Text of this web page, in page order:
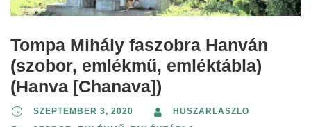
Tompa Mihály faszobra Hanván
(szobor, emlékmű, emléktábla)
(Hanva [Chanava])
SZEPTEMBER 3, 2020
HUSZARLASZLO